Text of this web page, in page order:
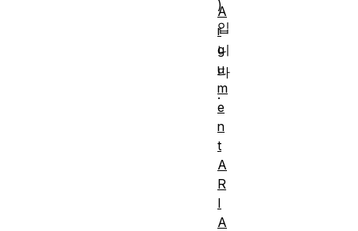
)
입
니
다
.
A
r
g
u
m
e
n
t
A
R
I
A